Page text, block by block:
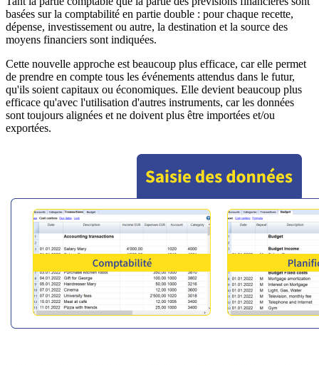
basées sur la comptabilité en partie double : pour chaque recette,
dépense, investissement ou autre, la destination et la source des
moyens financiers sont indiquées.
Cette nouvelle approche est beaucoup plus efficace, car elle permet
de prendre en compte tous les événements attendus dans le futur,
qu'ils soient capitaux ou économiques. Elle devient beaucoup plus
efficace qu'avec l'utilisation d'autres instruments, car les données
sont toujours alignées et ne doivent plus être importées et/ou
exportées.